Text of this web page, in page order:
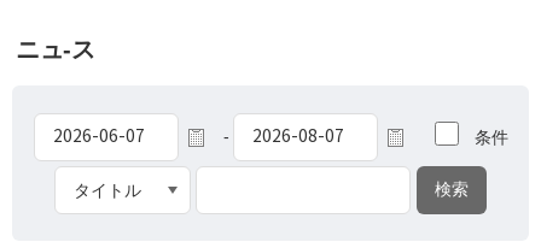
ニュ-ス
- 条件